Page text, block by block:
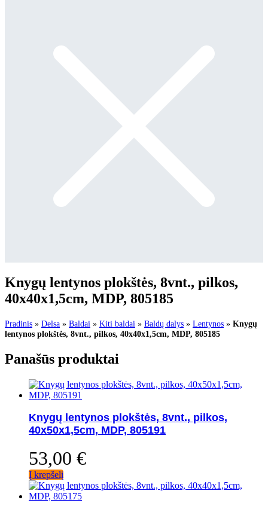
Knygų lentynos plokštės, 8vnt., pilkos,
40x40x1,5cm, MDP, 805185
Pradinis » Delsa » Baldai » Kiti baldai » Baldų dalys » Lentynos » Knygų
lentynos plokštės, 8vnt., pilkos, 40x40x1,5cm, MDP, 805185
Panašūs produktai
Knygų lentynos plokštės, 8vnt., pilkos,
40x50x1,5cm, MDP, 805191
53,00 €
Į krepšelį